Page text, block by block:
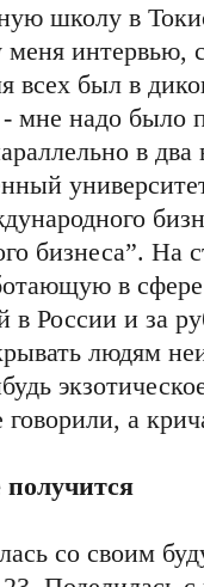
школу в
интервью,
всех был в
мне надо было
в
бизнеса”. На
в
в России и за
людям
а
со своим